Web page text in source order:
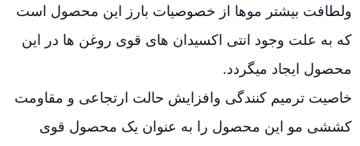
ولطافت بیشتر موها از خصوصیات بارز این محصول است
که به علت وجود انتی اکسیدان های قوی روغن ها در این
محصول ایجاد میگردد.
خاصیت ترمیم کنندگی وافزایش حالت ارتجاعی و مقاومت
کششی مو این محصول را به عنوان یک محصول قوی